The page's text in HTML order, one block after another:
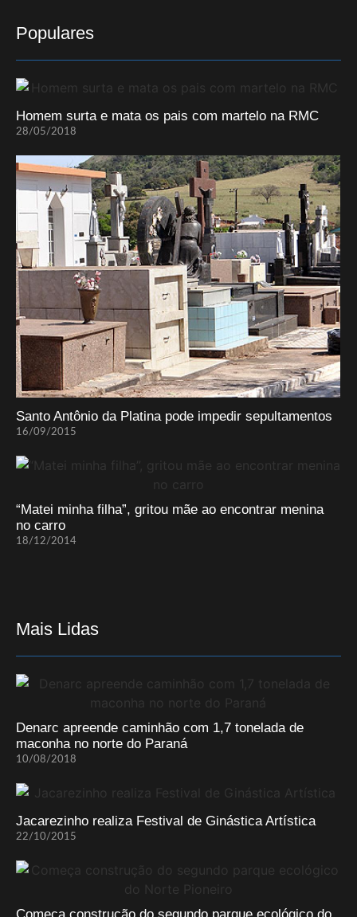
Populares
Homem surta e mata os pais com martelo na RMC
28/05/2018
Santo Antônio da Platina pode impedir sepultamentos
16/09/2015
“Matei minha filha”, gritou mãe ao encontrar menina
no carro
18/12/2014
Mais Lidas
Denarc apreende caminhão com 1,7 tonelada de
maconha no norte do Paraná
10/08/2018
Jacarezinho realiza Festival de Ginástica Artística
22/10/2015